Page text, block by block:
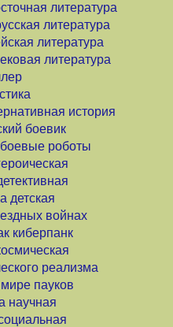
литература
литература
литература
литература
история
боевик
роботы
детская
войнах
киберпанк
реализма
пауков
научная